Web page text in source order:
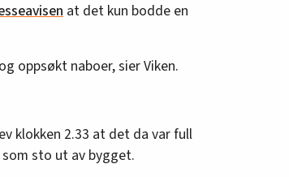
at det kun bodde en
oppsøkt naboer, sier Viken.
klokken 2.33 at det da var full
sto ut av bygget.